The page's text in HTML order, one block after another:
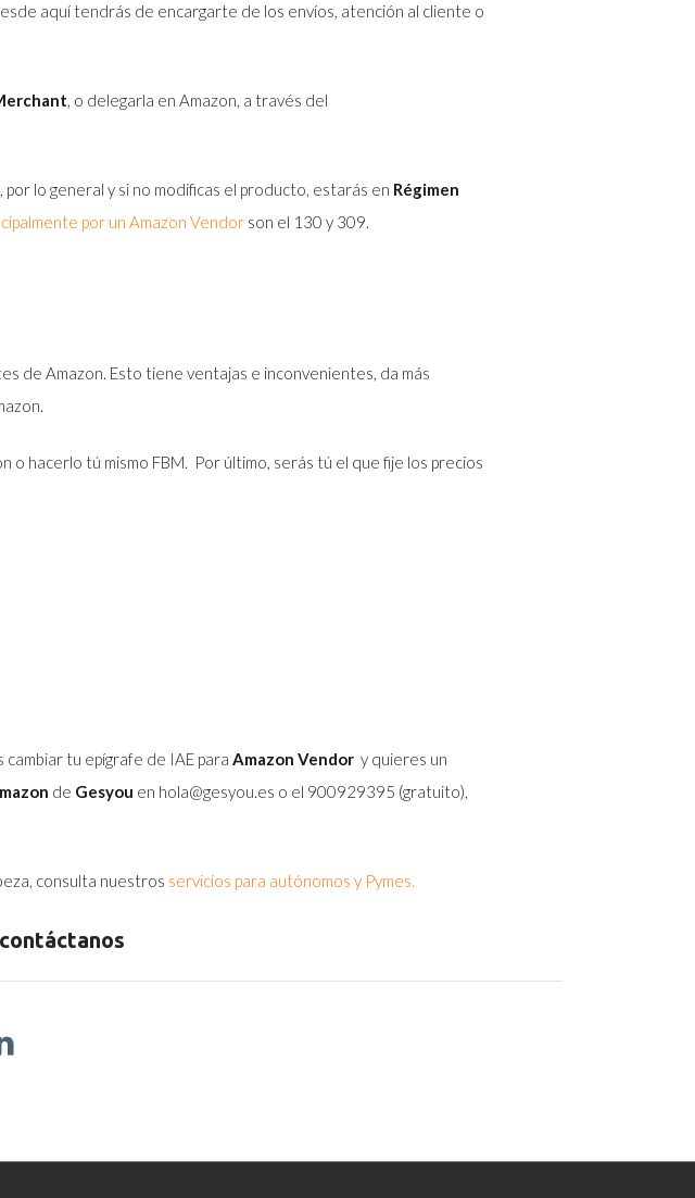
aquí tendrás de encargarte de los envíos, atención al cliente o
, o delegarla en Amazon, a través del
lo general y si no modificas el producto, estarás en Régimen
por un Amazon Vendor son el 130 y 309.
de Amazon. Esto tiene ventajas e inconvenientes, da más
o hacerlo tú mismo FBM. Por último, serás tú el que fije los precios
cambiar tu epígrafe de IAE para Amazon Vendor y quieres un
de Gesyou en hola@gesyou.es o el 900929395 (gratuito),
consulta nuestros servicios para autónomos y Pymes.